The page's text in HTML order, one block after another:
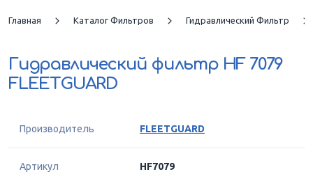
Главная Каталог Фильтров Гидравлический Фильтр
Гидравлический фильтр HF 7079
FLEETGUARD
Производитель FLEETGUARD
Артикул HF7079